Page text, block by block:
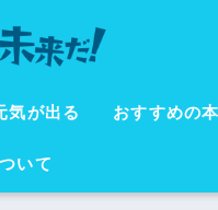
気が出る おすすめの
いて